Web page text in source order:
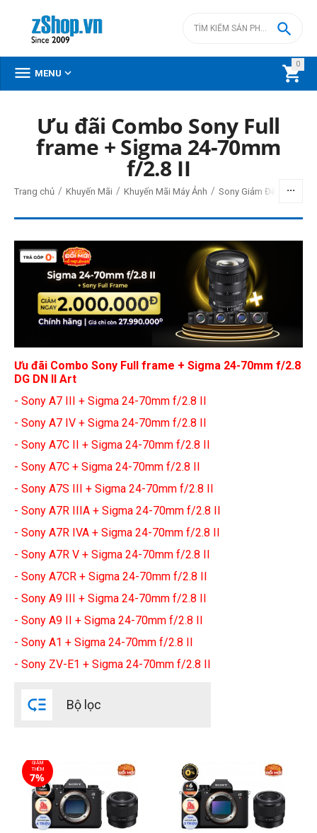
0


 MENU 
BỘ LỌC
36490000đ 196990000đ
Cấp độ chuyên nghiệp
Vlogger & sáng tạo nội dung
Bán chuyên
Chuyên nghiệp
Ưu đãi Combo Sony Full
frame + Sigma 24-70mm
f/2.8 II
Trang chủ / Khuyến Mãi / Khuyến Mãi Máy Ảnh / Sony Giảm Đến
Ưu đãi Combo Sony Full frame + Sigma 24-70mm f/2.8
DG DN II Art
- Sony A7 III + Sigma 24-70mm f/2.8 II
- Sony A7 IV + Sigma 24-70mm f/2.8 II
- Sony A7C II + Sigma 24-70mm f/2.8 II
- Sony A7C + Sigma 24-70mm f/2.8 II
- Sony A7S III + Sigma 24-70mm f/2.8 II
- Sony A7R IIIA + Sigma 24-70mm f/2.8 II
- Sony A7R IVA + Sigma 24-70mm f/2.8 II
- Sony A7R V + Sigma 24-70mm f/2.8 II
- Sony A7CR + Sigma 24-70mm f/2.8 II
- Sony A9 III + Sigma 24-70mm f/2.8 II
- Sony A9 II + Sigma 24-70mm f/2.8 II
- Sony A1 + Sigma 24-70mm f/2.8 II
- Sony ZV-E1 + Sigma 24-70mm f/2.8 II
 Bộ lọc
GIẢM
THÊM
7%